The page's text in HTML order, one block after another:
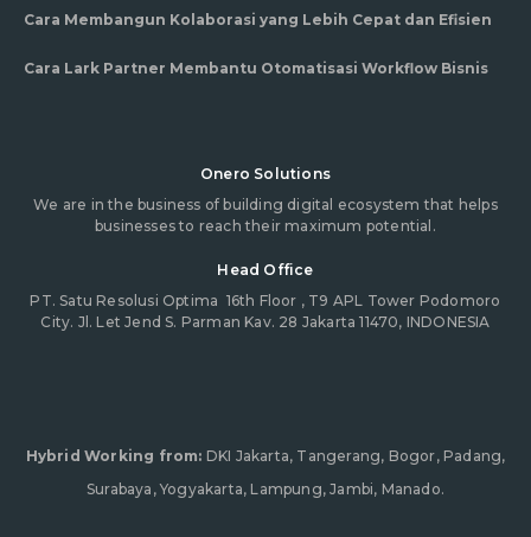
Cara Membangun Kolaborasi yang Lebih Cepat dan Efisien
Cara Lark Partner Membantu Otomatisasi Workflow Bisnis
Onero Solutions
We are in the business of building digital ecosystem that helps
businesses to reach their maximum potential.
Head Office
PT. Satu Resolusi Optima 16th Floor , T9 APL Tower Podomoro
City. Jl. Let Jend S. Parman Kav. 28 Jakarta 11470, INDONESIA
Hybrid Working from: DKI Jakarta, Tangerang, Bogor, Padang,
Surabaya, Yogyakarta, Lampung, Jambi, Manado.